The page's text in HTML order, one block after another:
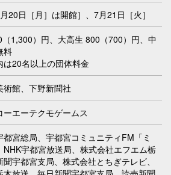
20日［月］は開館］、7月21日［火］
1,300）円、大高生 800（700）円、中
料
20名以上の団体料金
術館、下野新聞社
ーエーテクモゲームス
都宮総局、宇都宮コミュニティFM「ミ
NHK宇都宮放送局、株式会社エフエム栃
宇都宮支局、株式会社とちぎテレビ、